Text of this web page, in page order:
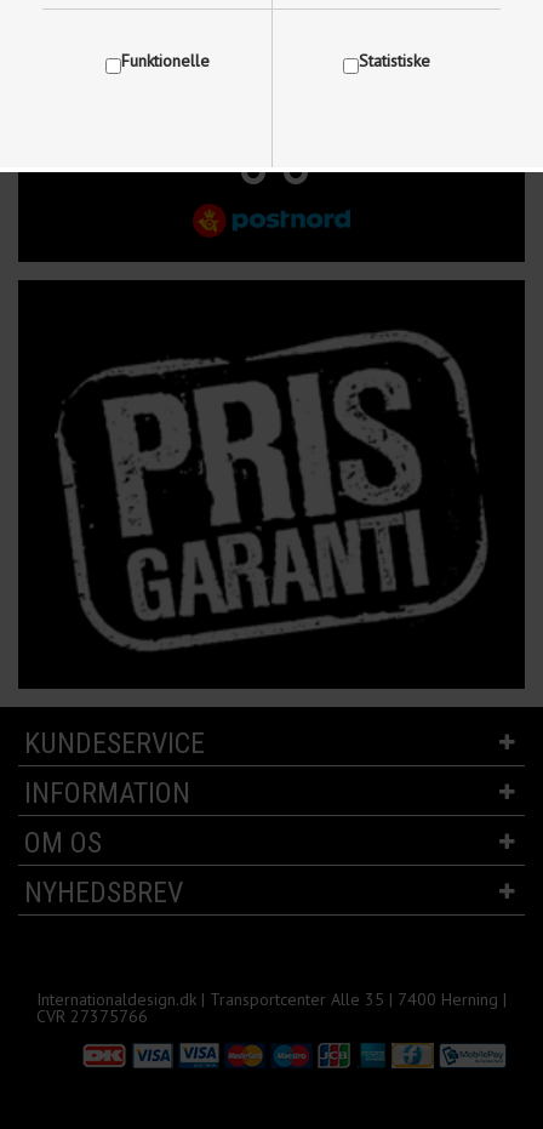
Funktionelle Statistiske
FRI FRAGT VED KØB OVER 499 kr.
KUNDESERVICE
INFORMATION
OM OS
NYHEDSBREV
Internationaldesign.dk | Transportcenter Alle 35 | 7400 Herning |
CVR 27375766